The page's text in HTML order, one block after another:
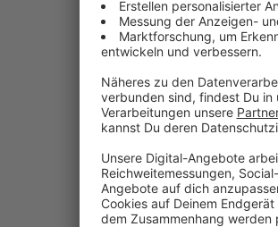
Anzeige
seine
die Uhr